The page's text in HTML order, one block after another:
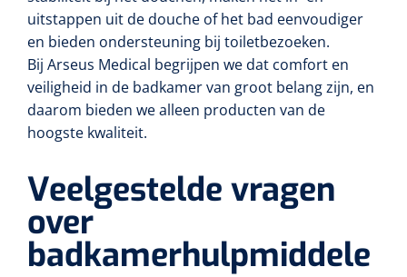
uitstappen uit de douche of het bad eenvoudiger
en bieden ondersteuning bij toiletbezoeken.
Bij Arseus Medical begrijpen we dat comfort en
veiligheid in de badkamer van groot belang zijn, en
daarom bieden we alleen producten van de
hoogste kwaliteit.
Veelgestelde vragen
over
badkamerhulpmiddele